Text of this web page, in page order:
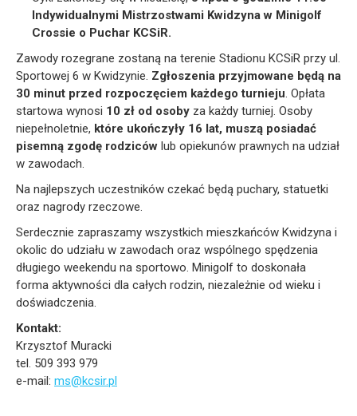
Indywidualnymi Mistrzostwami Kwidzyna w Minigolf
Crossie o Puchar KCSiR.
Zawody rozegrane zostaną na terenie Stadionu KCSiR przy ul.
Sportowej 6 w Kwidzynie. Zgłoszenia przyjmowane będą na
30 minut przed rozpoczęciem każdego turnieju. Opłata
startowa wynosi 10 zł od osoby za każdy turniej. Osoby
niepełnoletnie, które ukończyły 16 lat, muszą posiadać
pisemną zgodę rodziców lub opiekunów prawnych na udział
w zawodach.
Na najlepszych uczestników czekać będą puchary, statuetki
oraz nagrody rzeczowe.
Serdecznie zapraszamy wszystkich mieszkańców Kwidzyna i
okolic do udziału w zawodach oraz wspólnego spędzenia
długiego weekendu na sportowo. Minigolf to doskonała
forma aktywności dla całych rodzin, niezależnie od wieku i
doświadczenia.
Kontakt:
Krzysztof Muracki
tel. 509 393 979
e-mail: ms@kcsir.pl